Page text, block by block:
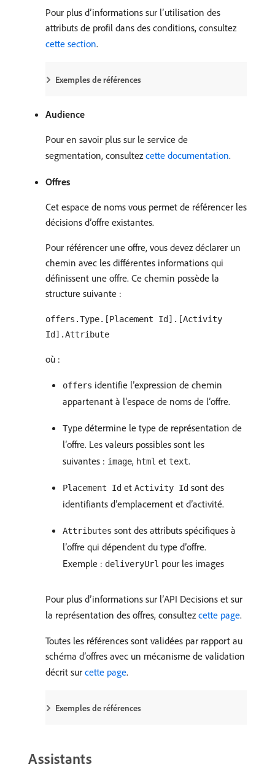
Pour plus d’informations sur l’utilisation des
attributs de profil dans des conditions, consultez
cette section.
Exemples de références
Audience
Pour en savoir plus sur le service de
segmentation, consultezcette documentation.
Offres
Cet espace de noms vous permet de référencer les
décisions d’offre existantes.
Pour référencer une offre, vous devez déclarer un
chemin avec les différentes informations qui
définissent une offre. Ce chemin possède la
structure suivante :
offers.Type.[Placement Id].[Activity
Id].Attribute
où :
offers identifie l’expression de chemin
appartenant à l’espace de noms de l’offre.
Type détermine le type de représentation de
l’offre. Les valeurs possibles sont les
suivantes : image, html et text.
Placement Id et Activity Id sont des
identifiants d’emplacement et d’activité.
Attributes sont des attributs spécifiques à
l’offre qui dépendent du type d’offre.
Exemple : deliveryUrl pour les images
Pour plus d’informations sur l’API Decisions et sur
la représentation des offres, consultezcette page.
Toutes les références sont validées par rapport au
schéma d’offres avec un mécanisme de validation
décrit sur cette page.
Exemples de références
Assistants